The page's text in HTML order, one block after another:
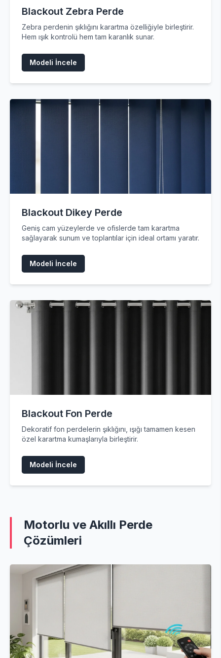
Blackout Zebra Perde
Zebra perdenin şıklığını karartma özelliğiyle birleştirir.
Hem ışık kontrolü hem tam karanlık sunar.
Modeli İncele
Blackout Dikey Perde
Geniş cam yüzeylerde ve ofislerde tam karartma
sağlayarak sunum ve toplantılar için ideal ortamı yaratır.
Modeli İncele
Blackout Fon Perde
Dekoratif fon perdelerin şıklığını, ışığı tamamen kesen
özel karartma kumaşlarıyla birleştirir.
Modeli İncele
Motorlu ve Akıllı Perde
Çözümleri